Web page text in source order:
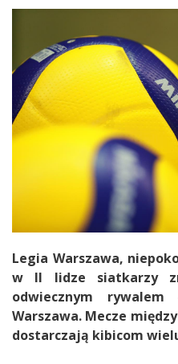
Legia Warszawa,
w II lidze siatkarzy
odwiecznym
Warszawa. Mecze
dostarczają kibicom